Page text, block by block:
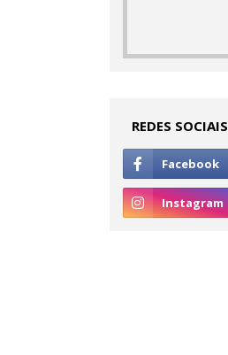
REDES SOCIAIS